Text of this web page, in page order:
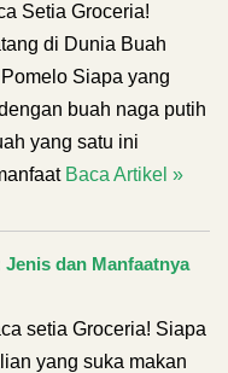
Setia Groceria!
di Dunia Buah
Siapa yang
buah naga putih
yang satu ini
Baca Artikel »
dan Manfaatnya
setia Groceria! Siapa
yang suka makan